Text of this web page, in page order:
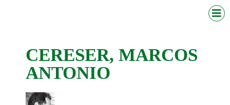
CERESER, MARCOS
ANTONIO